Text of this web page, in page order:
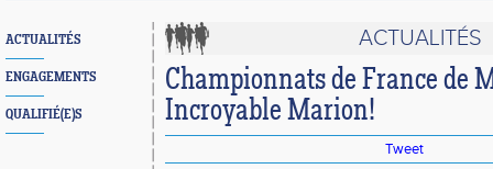
ACTUALITÉS
ENGAGEMENTS
QUALIFIÉ(E)S
ACTUALITÉS
Championnats de France de
Incroyable Marion!
Tweet